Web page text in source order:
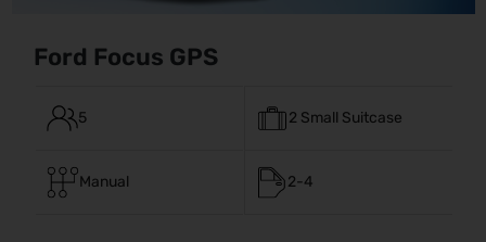
Ford Focus GPS
5 2 Small Suitcase
Manual 2-4